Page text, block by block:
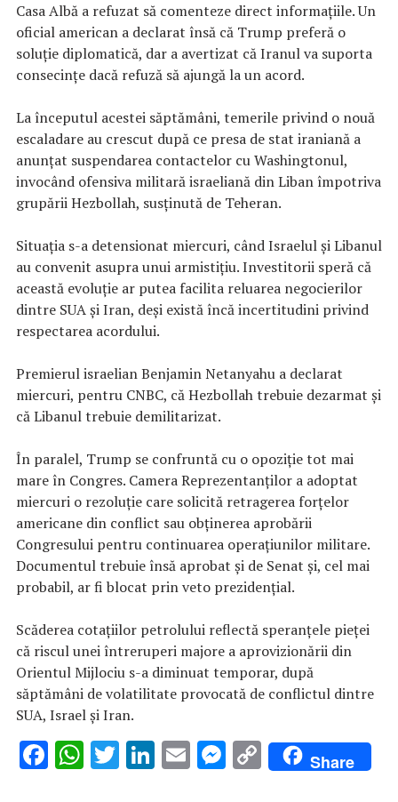
Casa Albă a refuzat să comenteze direct informaţiile. Un
oficial american a declarat însă că Trump preferă o
soluţie diplomatică, dar a avertizat că Iranul va suporta
consecinţe dacă refuză să ajungă la un acord.
La începutul acestei săptămâni, temerile privind o nouă
escaladare au crescut după ce presa de stat iraniană a
anunţat suspendarea contactelor cu Washingtonul,
invocând ofensiva militară israeliană din Liban împotriva
grupării Hezbollah, susţinută de Teheran.
Situaţia s-a detensionat miercuri, când Israelul şi Libanul
au convenit asupra unui armistiţiu. Investitorii speră că
această evoluţie ar putea facilita reluarea negocierilor
dintre SUA şi Iran, deşi există încă incertitudini privind
respectarea acordului.
Premierul israelian Benjamin Netanyahu a declarat
miercuri, pentru CNBC, că Hezbollah trebuie dezarmat şi
că Libanul trebuie demilitarizat.
În paralel, Trump se confruntă cu o opoziţie tot mai
mare în Congres. Camera Reprezentanţilor a adoptat
miercuri o rezoluţie care solicită retragerea forţelor
americane din conflict sau obţinerea aprobării
Congresului pentru continuarea operaţiunilor militare.
Documentul trebuie însă aprobat şi de Senat şi, cel mai
probabil, ar fi blocat prin veto prezidenţial.
Scăderea cotaţiilor petrolului reflectă speranţele pieţei
că riscul unei întreruperi majore a aprovizionării din
Orientul Mijlociu s-a diminuat temporar, după
săptămâni de volatilitate provocată de conflictul dintre
SUA, Israel şi Iran.
F W T Li E M C
o
Share